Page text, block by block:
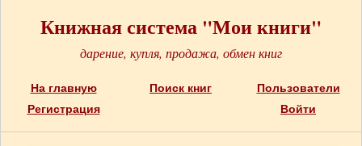
Книжная система "Мои книги"
дарение, купля, продажа, обмен книг
На главную Поиск книг
Пользователи
Регистрация
Войти